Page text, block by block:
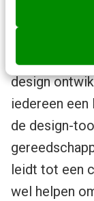
Vervolgens
hoed. Er
stakeholders
design
iedereen
de design-
leidt tot een
wel helpen